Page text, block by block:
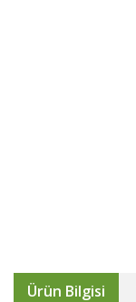
Ürün Bilgisi